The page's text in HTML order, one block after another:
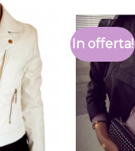
In offerta!